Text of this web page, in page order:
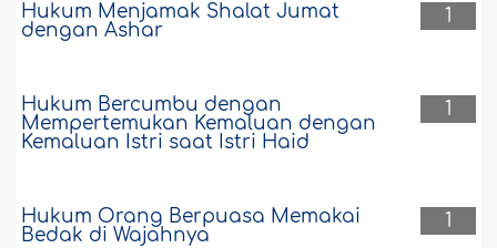
1
Hukum Menjamak Shalat Jumat
dengan Ashar
1
Hukum Bercumbu dengan
Mempertemukan Kemaluan dengan
Kemaluan Istri saat Istri Haid
1
Hukum Orang Berpuasa Memakai
Bedak di Wajahnya